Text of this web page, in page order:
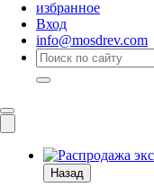
избранное
Вход
info@mosdrev.com
Назад